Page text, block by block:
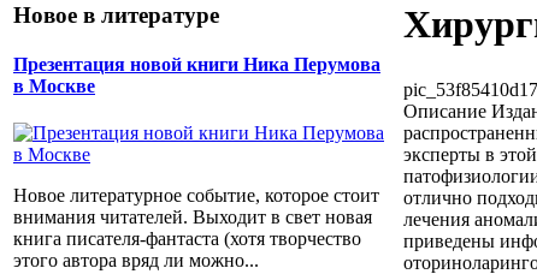
Новое в литературе
Презентация новой книги Ника Перумова
в Москве
Новое литературное событие, которое стоит
внимания читателей. Выходит в свет новая
книга писателя-фантаста (хотя творчество
этого автора вряд ли можно...
Описание
эксперты в
отлично
лечения
приведены